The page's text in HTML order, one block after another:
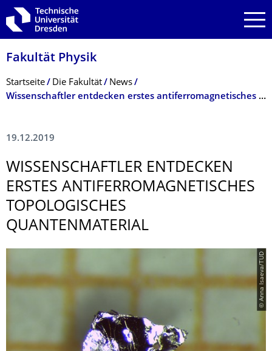
Zur Hauptnavigation springen
Zur Suche springen
Zum Inhalt springen
Fakultät Physik
Breadcrumb-Menü
Startseite Die Fakultät
News
Wissenschaftler entdecken erstes antiferromagnetisches topologisches Quantenmaterial
19.12.2019
WISSENSCHAFTLER ENTDECKEN
ERSTES ANTIFERROMAGNE­TISCHES
TOPOLOGISCHES
QUANTENMATERIAL
© Anna Isaeva/TUD